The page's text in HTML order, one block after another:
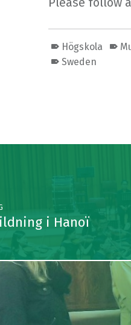
Högskola
Sweden
i Hanoï